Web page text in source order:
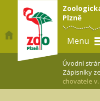
Plzně
Menu
Úvodní
Zápisníky
chovatele